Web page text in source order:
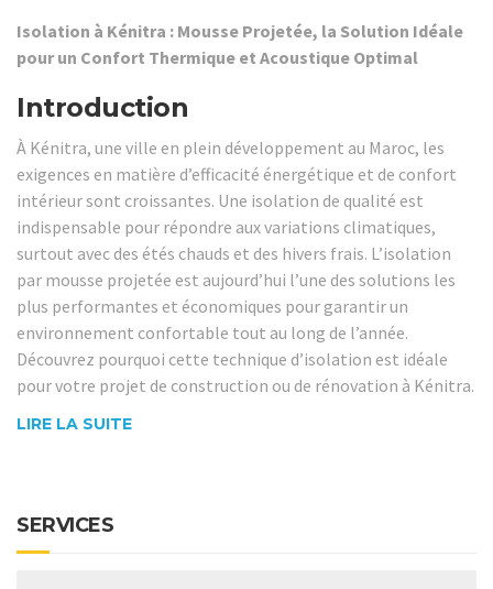
Isolation à Kénitra : Mousse Projetée, la Solution Idéale
pour un Confort Thermique et Acoustique Optimal
Introduction
À Kénitra, une ville en plein développement au Maroc, les
exigences en matière d’efficacité énergétique et de confort
intérieur sont croissantes. Une isolation de qualité est
indispensable pour répondre aux variations climatiques,
surtout avec des étés chauds et des hivers frais. L’isolation
par mousse projetée est aujourd’hui l’une des solutions les
plus performantes et économiques pour garantir un
environnement confortable tout au long de l’année.
Découvrez pourquoi cette technique d’isolation est idéale
pour votre projet de construction ou de rénovation à Kénitra.
LIRE LA SUITE
SERVICES